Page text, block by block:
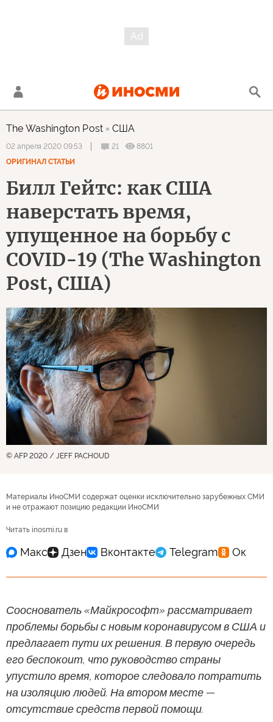
The Washington Post США
02 апреля 2020 09:53 21
8801
ОРИГИНАЛ СТАТЬИ
Билл Гейтс: как США
наверстать время,
упущенное на борьбу с
COVID-19 (The Washington
Post, США)
© AFP 2020 / JEFF PACHOUD
Материалы ИноСМИ содержат оценки исключительно зарубежных СМИ
и не отражают позицию редакции ИноСМИ
Читать inosmi.ru в
Сооснователь «Майкрософт» рассматривает
проблемы борьбы с новым коронавирусом в США и
предлагает пути их решения. В первую очередь
его беспокоит, что руководство страны
упустило время, которое следовало потратить
на изоляцию людей. На втором месте —
отсутствие средств первой помощи.